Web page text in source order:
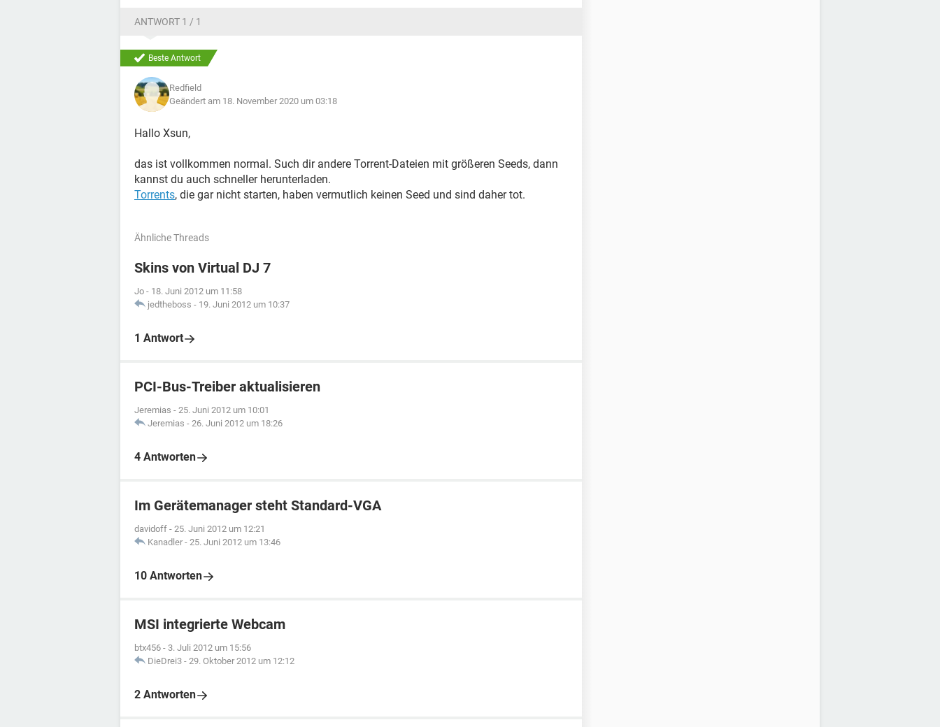
ANTWORT 1 / 1
Beste Antwort
Redfield
Geändert am 18. November 2020 um 03:18
Hallo Xsun,
das ist vollkommen normal. Such dir andere Torrent-Dateien mit größeren Seeds, dann
kannst du auch schneller herunterladen.
Torrents, die gar nicht starten, haben vermutlich keinen Seed und sind daher tot.
Ähnliche Threads
Skins von Virtual DJ 7
Jo - 18. Juni 2012 um 11:58
jedtheboss - 19. Juni 2012 um 10:37
1 Antwort
PCI-Bus-Treiber aktualisieren
Jeremias - 25. Juni 2012 um 10:01
Jeremias - 26. Juni 2012 um 18:26
4 Antworten
Im Gerätemanager steht Standard-VGA
davidoff - 25. Juni 2012 um 12:21
Kanadler - 25. Juni 2012 um 13:46
10 Antworten
MSI integrierte Webcam
btx456 - 3. Juli 2012 um 15:56
DieDrei3 - 29. Oktober 2012 um 12:12
2 Antworten